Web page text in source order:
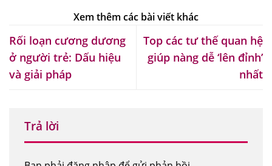
Rối loạn cương dương
ở người trẻ: Dấu hiệu
và giải pháp
Top các tư thế quan hệ
giúp nàng dễ ‘lên đỉnh’
nhất
Trả lời